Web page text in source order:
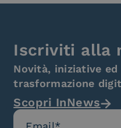
Iscriviti alla
Novità, iniziative
trasformazione
Scopri InNews